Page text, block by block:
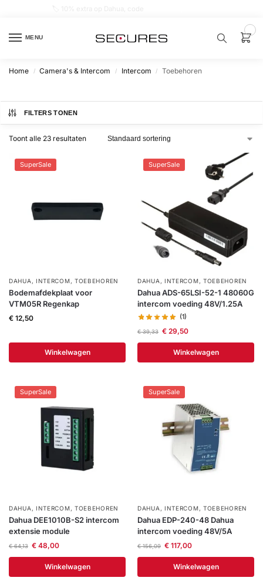
MENU
P
P
Alarm
samenstellen
Alarmsystemen
Intercom
Branddetectie
Inbraakbeveiliging
Merken
Outlet
Help &
service
Home / Camera's & Intercom / Intercom / Toebehoren
FILTERS TONEN
Toont alle 23 resultaten
SuperSale
DAHUA , INTERCOM, TOEBEHOREN
Bodemafdekplaat voor
VTM05R Regenkap
€ 12,50
Winkelwagen
SuperSale
DAHUA , INTERCOM, TOEBEHOREN
Dahua ADS-65LSI-52-1 48060G
intercom voeding 48V/1.25A
(1)
€39,33 €29,50
Winkelwagen
SuperSale
DAHUA , INTERCOM, TOEBEHOREN
Dahua DEE1010B-S2 intercom
extensie module
€64,13 €48,00
Winkelwagen
SuperSale
DAHUA , INTERCOM, TOEBEHOREN
Dahua EDP-240-48 Dahua
intercom voeding 48V/5A
€156,09 €117,00
Winkelwagen